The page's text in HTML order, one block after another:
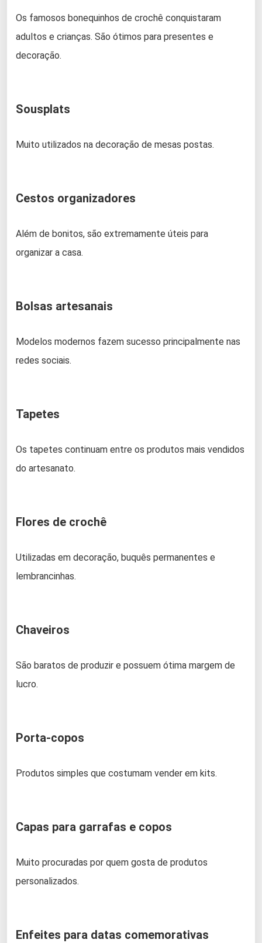
Os famosos bonequinhos de crochê conquistaram
adultos e crianças. São ótimos para presentes e
decoração.
Sousplats
Muito utilizados na decoração de mesas postas.
Cestos organizadores
Além de bonitos, são extremamente úteis para
organizar a casa.
Bolsas artesanais
Modelos modernos fazem sucesso principalmente nas
redes sociais.
Tapetes
Os tapetes continuam entre os produtos mais vendidos
do artesanato.
Flores de crochê
Utilizadas em decoração, buquês permanentes e
lembrancinhas.
Chaveiros
São baratos de produzir e possuem ótima margem de
lucro.
Porta-copos
Produtos simples que costumam vender em kits.
Capas para garrafas e copos
Muito procuradas por quem gosta de produtos
personalizados.
Enfeites para datas comemorativas